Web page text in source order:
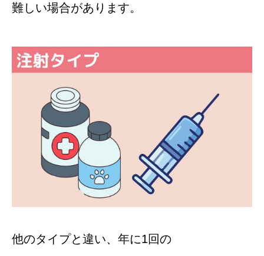
難しい場合があります。
他のタイプと違い、年に1回の